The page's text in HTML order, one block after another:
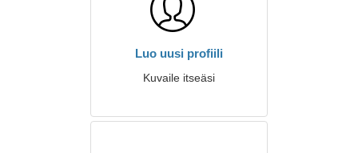
Luo uusi profiili
Kuvaile itseäsi